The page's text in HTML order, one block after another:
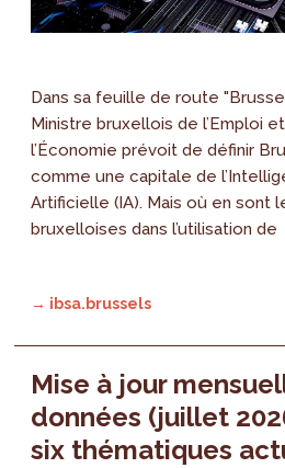
Dans sa feuille de route
Ministre bruxellois de l’Emploi
l’Économie prévoit de définir
comme une capitale de
Artificielle (IA). Mais où en sont
bruxelloises dans l’utilisation de
→ ibsa.brussels
Mise à jour
données (juillet
six thématiques